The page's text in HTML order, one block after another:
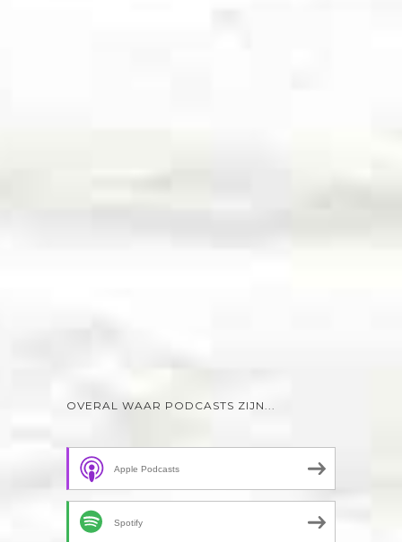
OVERAL WAAR PODCASTS ZIJN...
Apple Podcasts
Spotify